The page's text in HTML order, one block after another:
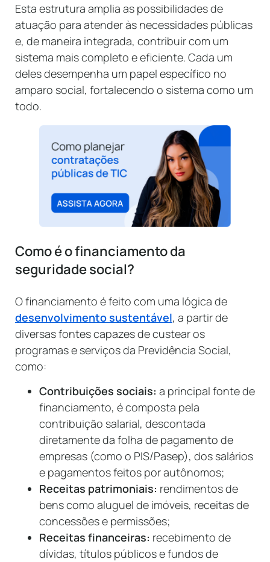
Esta estrutura amplia as possibilidades de
atuação para atender às necessidades públicas
e, de maneira integrada, contribuir com um
sistema mais completo e eficiente. Cada um
deles desempenha um papel específico no
amparo social, fortalecendo o sistema como um
todo.
Como é o financiamento da
seguridade social?
O financiamento é feito com uma lógica de
desenvolvimento sustentável, a partir de
diversas fontes capazes de custear os
programas e serviços da Previdência Social,
como:
Contribuições sociais: a principal fonte de
financiamento, é composta pela
contribuição salarial, descontada
diretamente da folha de pagamento de
empresas (como o PIS/Pasep), dos salários
e pagamentos feitos por autônomos;
Receitas patrimoniais: rendimentos de
bens como aluguel de imóveis, receitas de
concessões e permissões;
Receitas financeiras: recebimento de
dívidas, títulos públicos e fundos de